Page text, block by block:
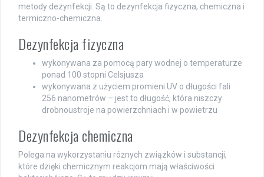
metody dezynfekcji. Są to dezynfekcja fizyczna, chemiczna i
termiczno-chemiczna.
Dezynfekcja fizyczna
wykonywana za pomocą pary wodnej o temperaturze
ponad 100 stopni Celsjusza
wykonywana z użyciem promieni UV o długości fali
256 nanometrów – jest to długość, która niszczy
drobnoustroje na powierzchniach i w powietrzu
Dezynfekcja chemiczna
Polega na wykorzystaniu różnych związków i substancji,
które dzięki chemicznym reakcjom mają właściwości